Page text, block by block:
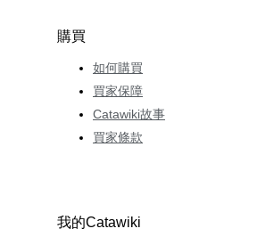
購買
如何購買
買家保障
Catawiki故事
買家條款
我的Catawiki